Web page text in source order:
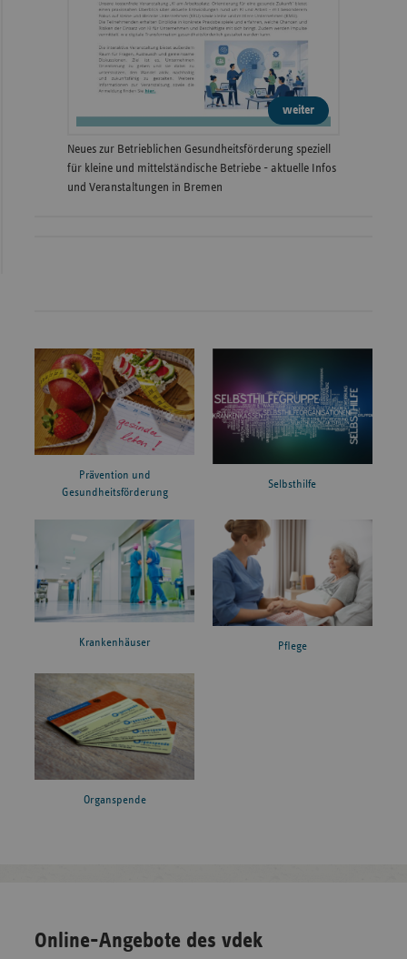
weiter
Neues zur Betrieblichen Gesundheitsförderung speziell
für kleine und mittelständische Betriebe - aktuelle Infos
und Veranstaltungen in Bremen
Prävention und
Gesundheitsförderung
Selbsthilfe
Krankenhäuser Pflege
Organspende
Online-Angebote des vdek